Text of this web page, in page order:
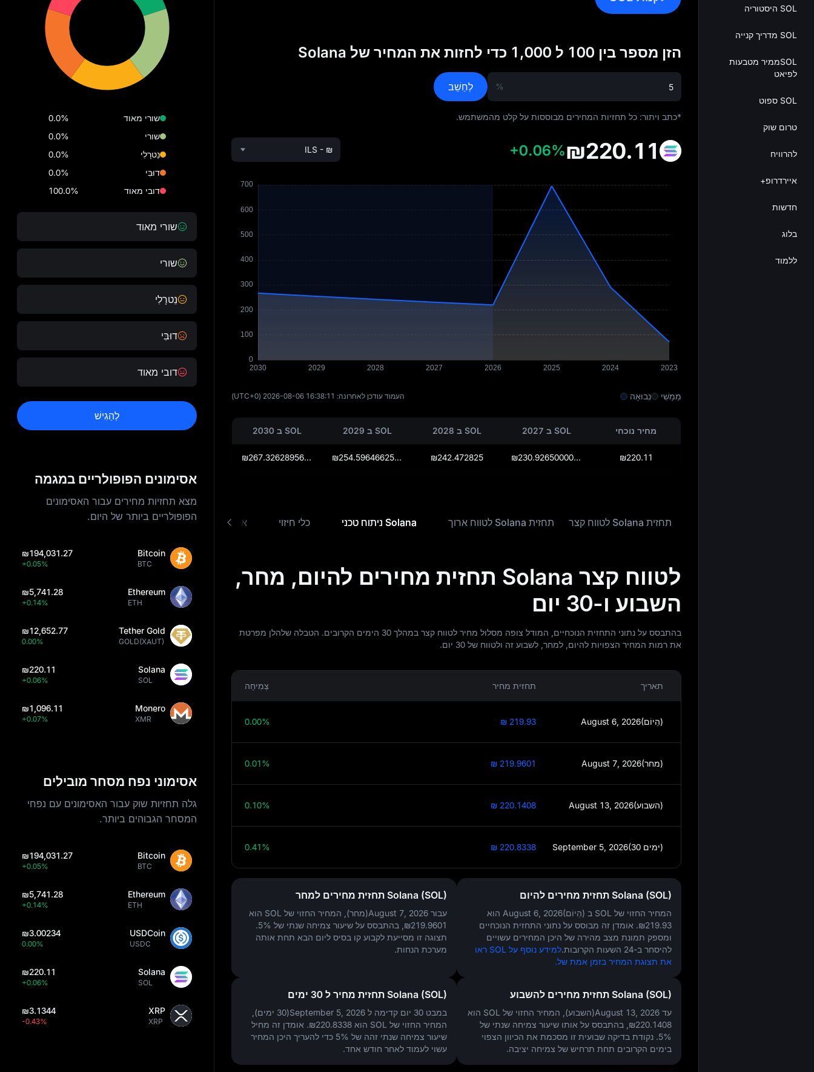
SOL היסטוריה
SOL מדריך קנייה
SOLממיר מטבעות
לפיאט
SOL ספוט
טרום שוק
להרוויח
איירדרופ+
חדשות
בלוג
ללמוד
הזן מספר בין 100 ל 1,000 כדי לחזות את המחיר של Solana
% לְחַשֵׁב
*כתב ויתור: כל תחזיות המחירים מבוססות על קלט מהמשתמש.
₪220.11
+0.06%
ILS - ₪
מַמָשִׁי נְבוּאָה העמוד עודכן לאחרונה: 2026-08-06 16:38:11
(UTC+0)
מחיר נוכחי SOL ב 2027 SOL ב 2028 SOL ב 2029 SOL ב 2030
₪220.11
₪230.92650000000003
₪242.472825
₪254.59646625000003
₪267.32628956250006
תחזית Solana לטווח קצר תחזית Solana לטווח ארוך Solana ניתוח טכני כלי חיזוי איך זה עובד שאלות נפוצות
לטווח קצר Solana תחזית מחירים להיום, מחר,
השבוע ו-30 יום
בהתבסס על נתוני התחזית הנוכחיים, המודל צופה מסלול מחיר לטווח קצר במהלך 30 הימים הקרובים. הטבלה שלהלן מפרטת
את רמות המחיר הצפויות להיום, למחר, לשבוע זה ולטווח של 30 יום.
תאריך תחזית מחיר צְמִיחָה
August 6, 2026(הַיוֹם) ₪ 219.93
0.00%
August 7, 2026(מחר) ₪ 219.9601
0.01%
August 13, 2026(השבוע) ₪ 220.1408
0.10%
September 5, 2026(30 ימים) ₪ 220.8338
0.41%
Solana (SOL) תחזית מחירים להיום
המחיר החזוי של SOL ב August 6, 2026(הַיוֹם)
הוא
₪219.93. אומדן זה מבוסס על נתוני התחזית הנוכחיים
ומספק תמונת מצב מהירה של היכן המחירים עשויים
להיסחר ב-24 השעות הקרובות.
למידע נוסף על SOL ראו
את תצוגת המחיר בזמן אמת של.
Solana (SOL) תחזית מחירים למחר
עבור August 7, 2026(מחר), המחיר החזוי של SOL הוא
₪219.9601 , בהתבסס על שיעור צמיחה שנתי של 5%
.
תצוגה זו מסייעת לקבוע קו בסיס ליום הבא תחת אותה
מערכת הנחות.
Solana (SOL) תחזית מחירים להשבוע
עד August 13, 2026(השבוע), המחיר החזוי של SOL הוא
₪220.1408 , בהתבסס על אותו שיעור צמיחה שנתי של
5%. נקודת בדיקה שבועית זו מסכמת את הכיוון הצפוי
בימים הקרובים תחת תרחיש של צמיחה יציבה.
Solana (SOL) תחזית מחיר ל 30 ימים
במבט 30 יום קדימה ל September 5, 2026(30 ימים),
המחיר החזוי של SOL הוא
₪220.8338. אומדן זה מחיל
שיעור צמיחה שנתי זהה של 5% כדי להעריך היכן המחיר
עשוי לעמוד לאחר חודש אחד.
שורי מאוד
0.0%
שורי
0.0%
נֵטרָלִי
0.0%
דוּבִּי
0.0%
דובי מאוד
100.0%
שורי מאוד
שורי
נֵטרָלִי
דוּבִּי
דובי מאוד
לְהַגִישׁ
אסימונים הפופולריים במגמה
מצא תחזיות מחירים עבור האסימונים
הפופולריים ביותר של היום.
Bitcoin
BTC
₪194,031.27
+0.05%
Ethereum
ETH
₪5,741.28
+0.14%
Tether Gold
GOLD(XAUT)
₪12,652.77
0.00%
Solana
SOL
₪220.11
+0.06%
Monero
XMR
₪1,096.11
+0.07%
אסימוני נפח מסחר מובילים
גלה תחזיות שוק עבור האסימונים עם נפחי
המסחר הגבוהים ביותר.
Bitcoin
BTC
₪194,031.27
+0.05%
Ethereum
ETH
₪5,741.28
+0.14%
USDCoin
USDC
₪3.00234
0.00%
Solana
SOL
₪220.11
+0.06%
XRP
XRP
₪3.1344
-0.43%